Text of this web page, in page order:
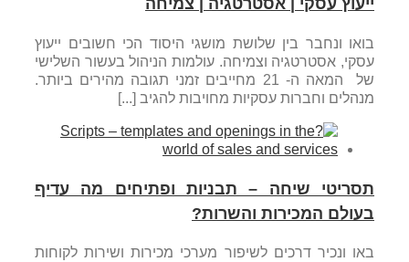
בואו ונחבר בין שלושת מושגי היסוד הכי חשובים ייעוץ
עסקי, אסטרטגיה וצמיחה. עולמות הניהול בעשור השלישי
של המאה ה- 21 מחייבים זמני תגובה מהירים ביותר.
מנהלים וחברות עסקיות מחויבות להגיב [...]
תסריטי שיחה – תבניות ופתיחים מה עדיף
בעולם המכירות והשרות?
באו ונכיר דרכים לשיפור מערכי מכירות ושירות לקוחות